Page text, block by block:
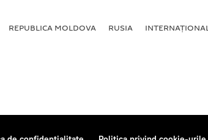
REPUBLICA MOLDOVA RUSIA INTERNAȚIONAL